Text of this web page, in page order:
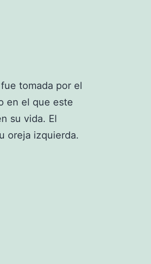
tomada por el
en el que este
su vida. El
oreja izquierda.